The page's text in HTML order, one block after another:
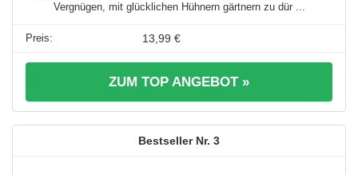
Vergnügen, mit glücklichen Hühnern gärtnern zu dür ...
13,99 €
ZUM TOP ANGEBOT »
3